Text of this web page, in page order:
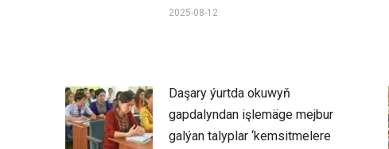
2025-08-12
Daşary ýurtda okuwyň
gapdalyndan işlemäge mejbur
galýan talyplar ‘kemsitmelere